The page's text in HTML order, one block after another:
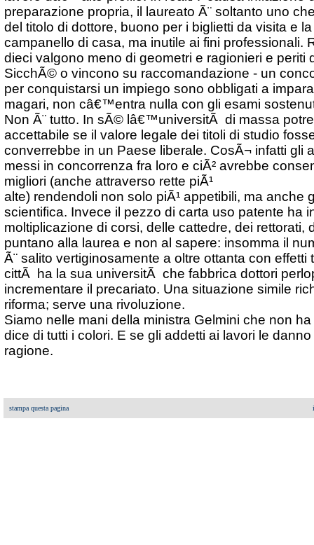
preparazione propria, il laureato Ã¨ soltanto uno
del titolo di dottore, buono per i biglietti da visita e
campanello di casa, ma inutile ai fini professionali.
dieci valgono meno di geometri e ragionieri e periti
SicchÃ© o vincono su raccomandazione - un
per conquistarsi un impiego sono obbligati a
magari, non câ€™entra nulla con gli esami
Non Ã¨ tutto. In sÃ© lâ€™universitÃ di massa
accettabile se il valore legale dei titoli di studio
converrebbe in un Paese liberale. CosÃ¬ infatti gli
messi in concorrenza fra loro e ciÃ² avrebbe
migliori (anche attraverso rette piÃ¹
alte) rendendoli non solo piÃ¹ appetibili, ma anche
scientifica. Invece il pezzo di carta uso patente ha
moltiplicazione di corsi, delle cattedre, dei rettorati,
puntano alla laurea e non al sapere: insomma il
Ã¨ salito vertiginosamente a oltre ottanta con effetti
cittÃ ha la sua universitÃ che fabbrica dottori
incrementare il precariato. Una situazione simile
riforma; serve una rivoluzione.
Siamo nelle mani della ministra Gelmini che non
dice di tutti i colori. E se gli addetti ai lavori le
ragione.
stampa questa pagina